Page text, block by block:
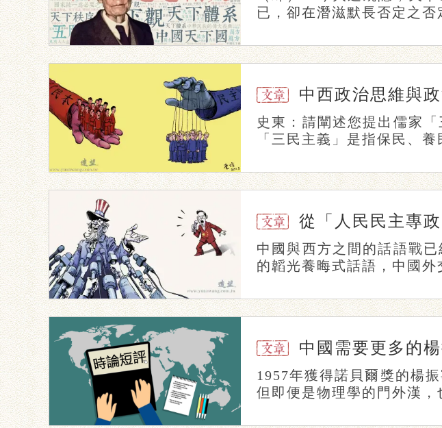
已，卻在潛滋默長否定之
中西政治思維與
史東：請闡述您提出儒家
「三民主義」是指保民、
中國與西方之間的話語戰
的韜光養晦式話語，中國
中國需要更多的
1957年獲得諾貝爾獎的楊
但即便是物理學的門外漢